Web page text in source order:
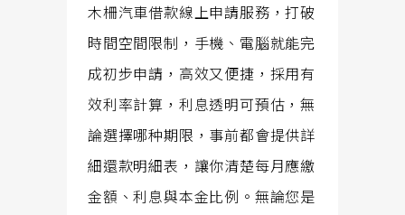
木柵汽車借款線上申請服務，打破
時間空間限制，手機、電腦就能完
成初步申請，高效又便捷，採用有
效利率計算，利息透明可預估，無
論選擇哪种期限，事前都會提供詳
細還款明細表，讓你清楚每月應繳
金額、利息與本金比例。無論您是